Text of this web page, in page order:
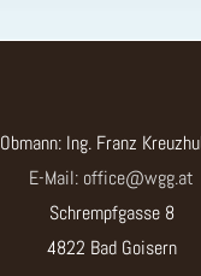
Obmann: Ing. Franz
E-Mail: office@wgg.at
Schrempfgasse 8
4822 Bad Goisern